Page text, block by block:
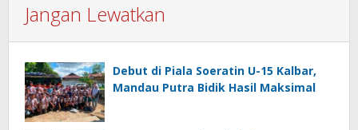
Jangan Lewatkan
Debut di Piala Soeratin U-15 Kalbar,
Mandau Putra Bidik Hasil Maksimal